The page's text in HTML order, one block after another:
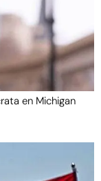
en Michigan